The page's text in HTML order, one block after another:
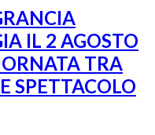
IL 2 AGOSTO
TRA
SPETTACOLO